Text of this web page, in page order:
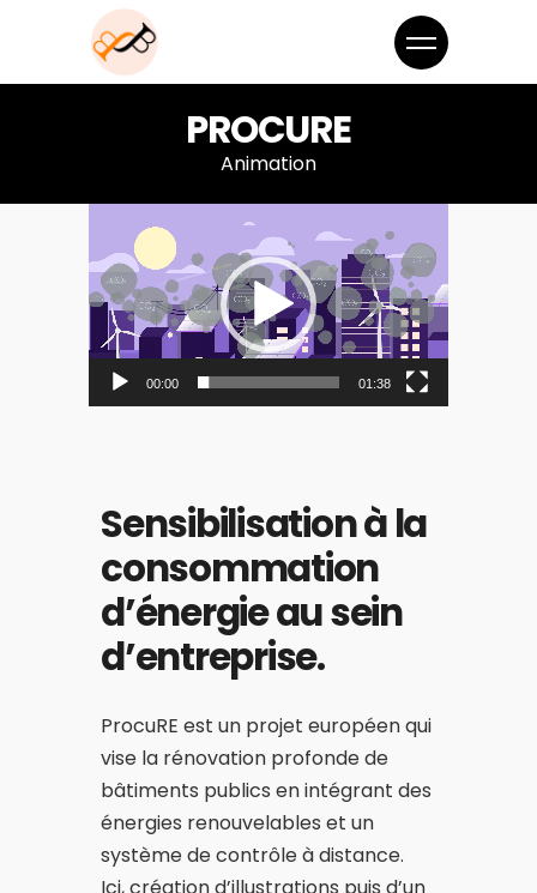
PROCURE
Animation
vidéo
00:00 01:38
Sensibilisation à la
consommation
d’énergie au sein
d’entreprise.
ProcuRE est un projet européen qui
vise la rénovation profonde de
bâtiments publics en intégrant des
énergies renouvelables et un
système de contrôle à distance.
Ici, création d’illustrations puis d’un